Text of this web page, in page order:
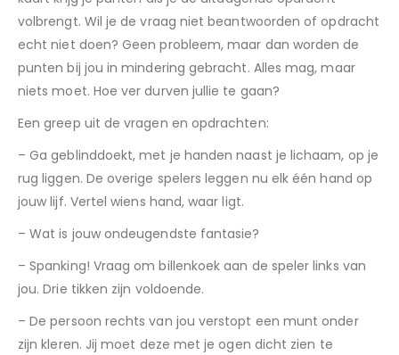
volbrengt. Wil je de vraag niet beantwoorden of opdracht
echt niet doen? Geen probleem, maar dan worden de
punten bij jou in mindering gebracht. Alles mag, maar
niets moet. Hoe ver durven jullie te gaan?
Een greep uit de vragen en opdrachten:
– Ga geblinddoekt, met je handen naast je lichaam, op je
rug liggen. De overige spelers leggen nu elk één hand op
jouw lijf. Vertel wiens hand, waar ligt.
– Wat is jouw ondeugendste fantasie?
– Spanking! Vraag om billenkoek aan de speler links van
jou. Drie tikken zijn voldoende.
– De persoon rechts van jou verstopt een munt onder
zijn kleren. Jij moet deze met je ogen dicht zien te